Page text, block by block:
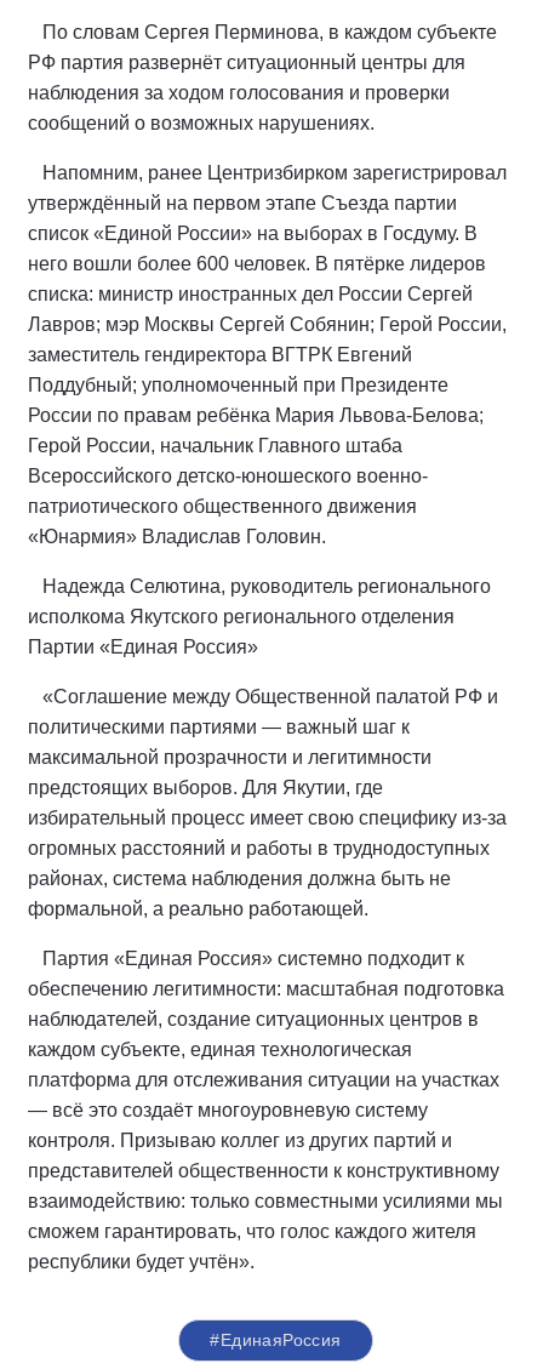
По словам Сергея Перминова, в каждом субъекте
РФ партия развернёт ситуационный центры для
наблюдения за ходом голосования и проверки
сообщений о возможных нарушениях.
Напомним, ранее Центризбирком зарегистрировал
утверждённый на первом этапе Съезда партии
список «Единой России» на выборах в Госдуму. В
него вошли более 600 человек. В пятёрке лидеров
списка: министр иностранных дел России Сергей
Лавров; мэр Москвы Сергей Собянин; Герой России,
заместитель гендиректора ВГТРК Евгений
Поддубный; уполномоченный при Президенте
России по правам ребёнка Мария Львова-Белова;
Герой России, начальник Главного штаба
Всероссийского детско-юношеского военно-
патриотического общественного движения
«Юнармия» Владислав Головин.
Надежда Селютина, руководитель регионального
исполкома Якутского регионального отделения
Партии «Единая Россия»
«Соглашение между Общественной палатой РФ и
политическими партиями — важный шаг к
максимальной прозрачности и легитимности
предстоящих выборов. Для Якутии, где
избирательный процесс имеет свою специфику из‑за
огромных расстояний и работы в труднодоступных
районах, система наблюдения должна быть не
формальной, а реально работающей.
Партия «Единая Россия» системно подходит к
обеспечению легитимности: масштабная подготовка
наблюдателей, создание ситуационных центров в
каждом субъекте, единая технологическая
платформа для отслеживания ситуации на участках
— всё это создаёт многоуровневую систему
контроля. Призываю коллег из других партий и
представителей общественности к конструктивному
взаимодействию: только совместными усилиями мы
сможем гарантировать, что голос каждого жителя
республики будет учтён».
#ЕдинаяРоссия